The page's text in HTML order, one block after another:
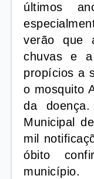
últimos
verão que
chuvas e
propícios a
o mosquito
da
Municipal
mil
óbito
município.